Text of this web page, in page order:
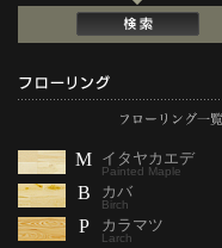
M イタヤカエデ
Painted Maple
B カバ
Birch
P カラマツ
Larch